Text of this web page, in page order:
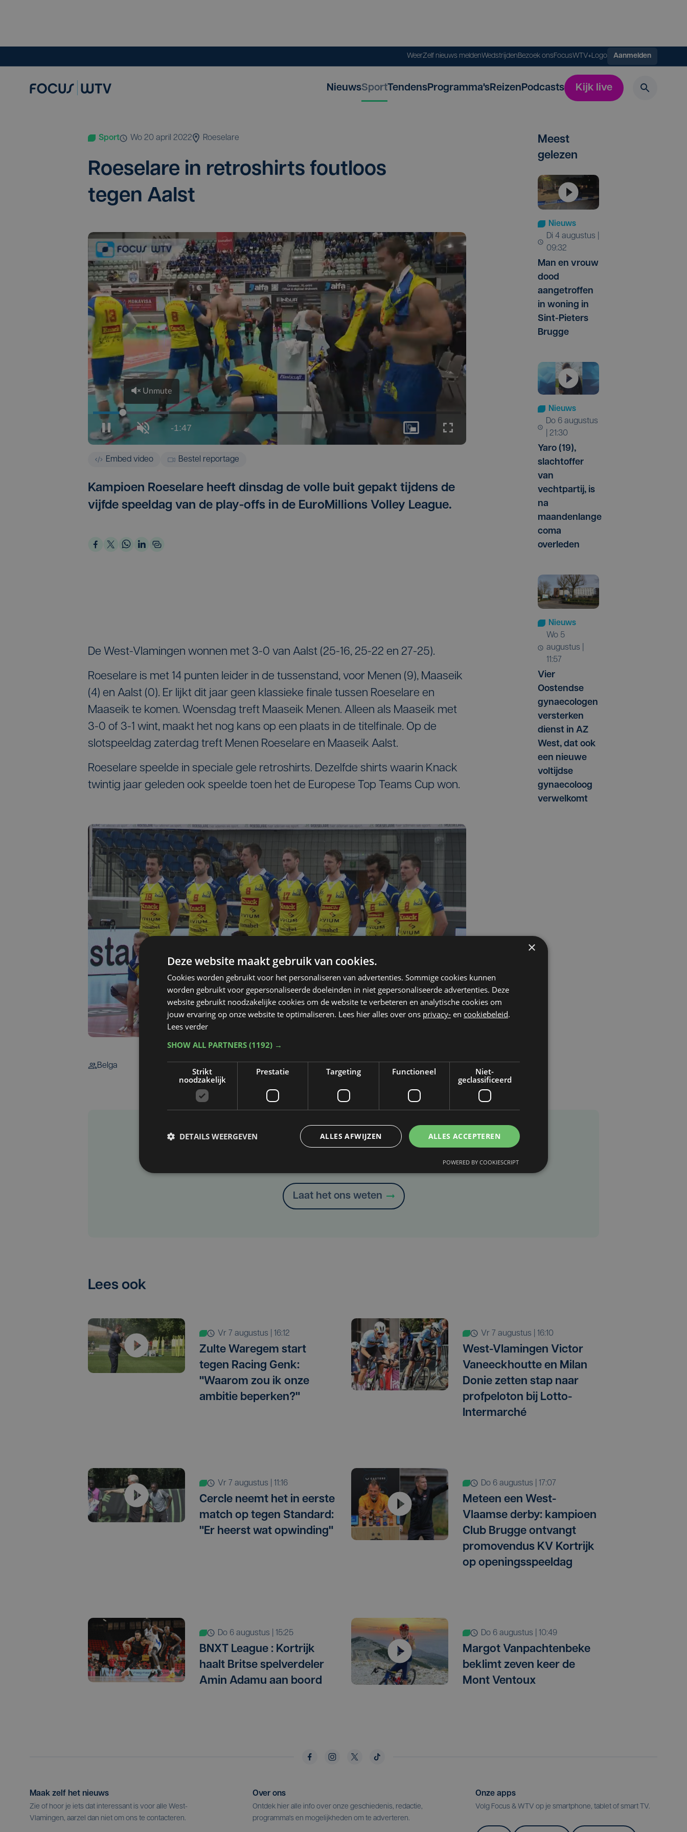
WeerZelf nieuws meldenWedstrijdenBezoek onsFocusWTV+Logo Aanmelden
NieuwsSportTendensProgramma'sReizenPodcasts Kijk live
Sport wo 20 april 2022 Roeselare
Roe­se­la­re in retro­shirts fout­loos
tegen Aalst
Embed video Bestel reportage
Kampioen Roeselare heeft dinsdag de volle buit gepakt tijdens de
vijfde speeldag van de play-offs in de EuroMillions Volley League.
De West-Vlamingen wonnen met 3-0 van Aalst (25-16, 25-22 en 27-25).
Roeselare is met 14 punten leider in de tussenstand, voor Menen (9), Maaseik
(4) en Aalst (0). Er lijkt dit jaar geen klassieke finale tussen Roeselare en
Maaseik te komen. Woensdag treft Maaseik Menen. Alleen als Maaseik met
3-0 of 3-1 wint, maakt het nog kans op een plaats in de titelfinale. Op de
slotspeeldag zaterdag treft Menen Roeselare en Maaseik Aalst.
Roeselare speelde in speciale gele retroshirts. Dezelfde shirts waarin Knack
twintig jaar geleden ook speelde toen het de Europese Top Teams Cup won.
Belga
Meest
gelezen
Nieuws
di 4 augustus |
09:32
Man en vrouw
dood
aangetroffen
in woning in
Sint-Pieters
Brugge
Nieuws
do 6 augustus
| 21:30
Yaro (19),
slachtoffer
van
vechtpartij, is
na
maandenlange
coma
overleden
Nieuws
wo 5
augustus |
11:57
Vier
Oostendse
gynaecologen
versterken
dienst in AZ
West, dat ook
een nieuwe
voltijdse
gynaecoloog
verwelkomt
Taalfout opgemerkt?
Heb je een taal- of schrijffout opgemerkt in dit artikel?
Laat het ons weten
Lees ook
vr 7 augustus | 16:12
Zulte Waregem start
tegen Racing Genk:
"Waarom zou ik onze
ambitie beperken?"
vr 7 augustus | 16:10
West-Vlamingen Victor
Vaneeckhoutte en Milan
Donie zetten stap naar
profpeloton bij Lotto-
Intermarché
vr 7 augustus | 11:16
Cercle neemt het in eerste
match op tegen Standard:
"Er heerst wat opwinding"
do 6 augustus | 17:07
Meteen een West-
Vlaamse derby: kampioen
Club Brugge ontvangt
promovendus KV Kortrijk
op openingsspeeldag
do 6 augustus | 15:25
BNXT League : Kortrijk
haalt Britse spelverdeler
Amin Adamu aan boord
do 6 augustus | 10:49
Margot Vanpachtenbeke
beklimt zeven keer de
Mont Ventoux
Maak zelf het nieuws
Zie of hoor je iets dat interessant is voor alle West-
Vlamingen, aarzel dan niet om ons te contacteren.
Over ons
Ontdek hier alle info over onze geschiedenis, redactie,
programma's en mogelijkheden om te adverteren.
Onze apps
Volg Focus & WTV op je smartphone, tablet of smart TV.
×
Deze website maakt gebruik van cookies.
Cookies worden gebruikt voor het personaliseren van advertenties. Sommige cookies kunnen
worden gebruikt voor gepersonaliseerde doeleinden in niet gepersonaliseerde advertenties. Deze
website gebruikt noodzakelijke cookies om de website te verbeteren en analytische cookies om
jouw ervaring op onze website te optimaliseren. Lees hier alles over ons privacy- en cookiebeleid.
Lees verder
SHOW ALL PARTNERS (1192) →
Strikt
noodzakelijk
Prestatie Targeting Functioneel
Niet-
geclassificeerd
ALLES ACCEPTEREN
ALLES AFWIJZEN
DETAILS WEERGEVEN
POWERED BY COOKIESCRIPT